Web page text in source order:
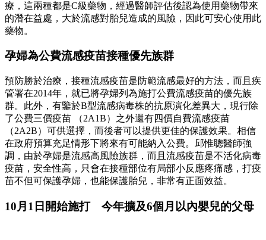
療，這兩種都是C級藥物，經過醫師評估後認為使用藥物帶來
的潛在益處，大於流感對胎兒造成的風險，因此可安心使用此
藥物。
孕婦為公費流感疫苗接種優先族群
預防勝於治療，接種流感疫苗是防範流感最好的方法，而且疾
管署在2014年，就已將孕婦列為施打公費流感疫苗的優先族
群。此外，有鑒於B型流感病毒株的抗原演化差異大，現行除
了公費三價疫苗 （2A1B）之外還有四價自費流感疫苗
（2A2B）可供選擇，而後者可以提供更佳的保護效果。相信
在政府預算充足情形下將來有可能納入公費。邱惟聰醫師強
調，由於孕婦是流感高風險族群，而且流感疫苗是不活化病毒
疫苗，安全性高，只會在接種部位有局部小反應疼痛感，打疫
苗不但可保護孕婦，也能保護胎兒，非常有正面效益。
10月1日開始施打 今年擴及6個月以內嬰兒的父母